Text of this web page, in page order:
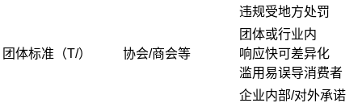
违规受地方处罚
团体标准（T/） 协会/商会等
团体或行业内
响应快可差异化
滥用易误导消费者
企业内部/对外承诺